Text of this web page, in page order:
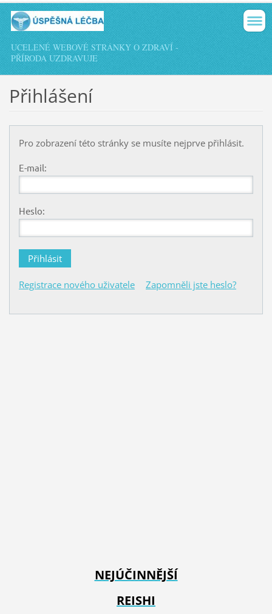
UCELENÉ WEBOVÉ STRÁNKY O ZDRAVÍ -
PŘÍRODA UZDRAVUJE
Přihlášení
Pro zobrazení této stránky se musíte nejprve přihlásit.
E-mail:
Heslo:
Registrace nového uživatele Zapomněli jste heslo?
NEJÚČINNĚJŠÍ
REISHI